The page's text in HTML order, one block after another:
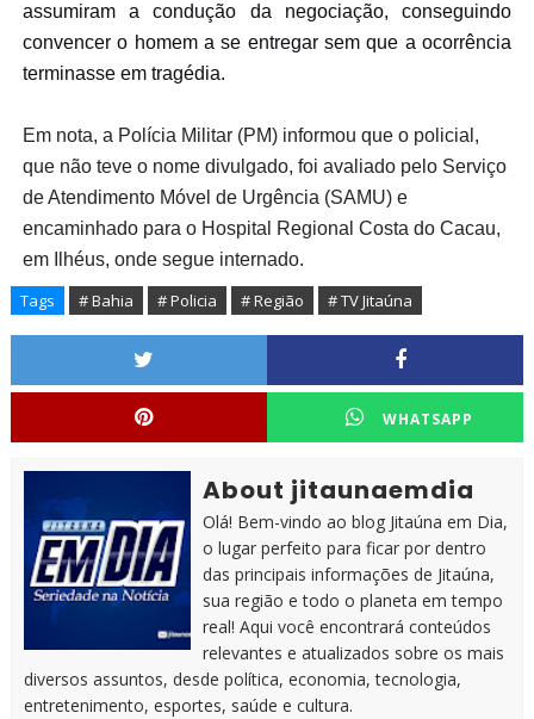
assumiram a condução da negociação, conseguindo
convencer o homem a se entregar sem que a ocorrência
terminasse em tragédia.
Em nota, a Polícia Militar (PM) informou que o policial,
que não teve o nome divulgado, foi avaliado pelo Serviço
de Atendimento Móvel de Urgência (SAMU) e
encaminhado para o Hospital Regional Costa do Cacau,
em Ilhéus, onde segue internado.
Tags # Bahia # Policia # Região # TV Jitaúna
WHATSAPP
About jitaunaemdia
Olá! Bem-vindo ao blog Jitaúna em Dia,
o lugar perfeito para ficar por dentro
das principais informações de Jitaúna,
sua região e todo o planeta em tempo
real! Aqui você encontrará conteúdos
relevantes e atualizados sobre os mais
diversos assuntos, desde política, economia, tecnologia,
entretenimento, esportes, saúde e cultura.